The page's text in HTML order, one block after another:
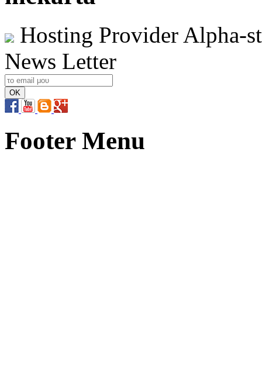
Hosting Provider Alpha-
News Letter
Footer Menu